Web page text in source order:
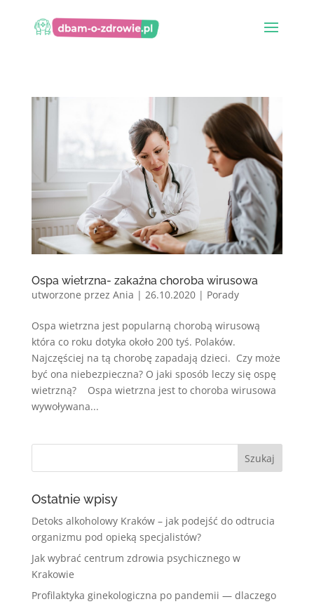
Ospa wietrzna- zakaźna choroba wirusowa
utworzone przez Ania | 26.10.2020| Porady
Ospa wietrzna jest popularną chorobą wirusową
która co roku dotyka około 200 tyś. Polaków.
Najczęściej na tą chorobę zapadają dzieci. Czy może
być ona niebezpieczna? O jaki sposób leczy się ospę
wietrzną? Ospa wietrzna jest to choroba wirusowa
wywoływana...
Ostatnie wpisy
Detoks alkoholowy Kraków – jak podejść do odtrucia
organizmu pod opieką specjalistów?
Jak wybrać centrum zdrowia psychicznego w
Krakowie
Profilaktyka ginekologiczna po pandemii — dlaczego